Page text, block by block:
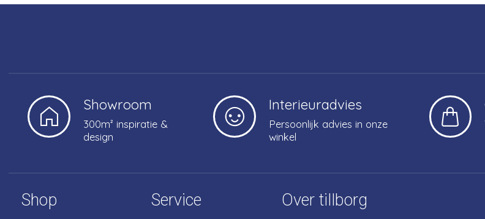
Showroom
300m² inspiratie &
design
Interieuradvies
Persoonlijk advies in onze
winkel
Shop Service Over tillborg